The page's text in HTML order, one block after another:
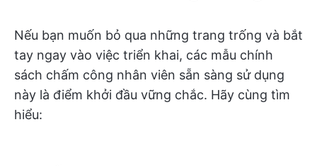
Nếu bạn muốn bỏ qua những trang trống và bắt
tay ngay vào việc triển khai, các mẫu chính
sách chấm công nhân viên sẵn sàng sử dụng
này là điểm khởi đầu vững chắc. Hãy cùng tìm
hiểu: